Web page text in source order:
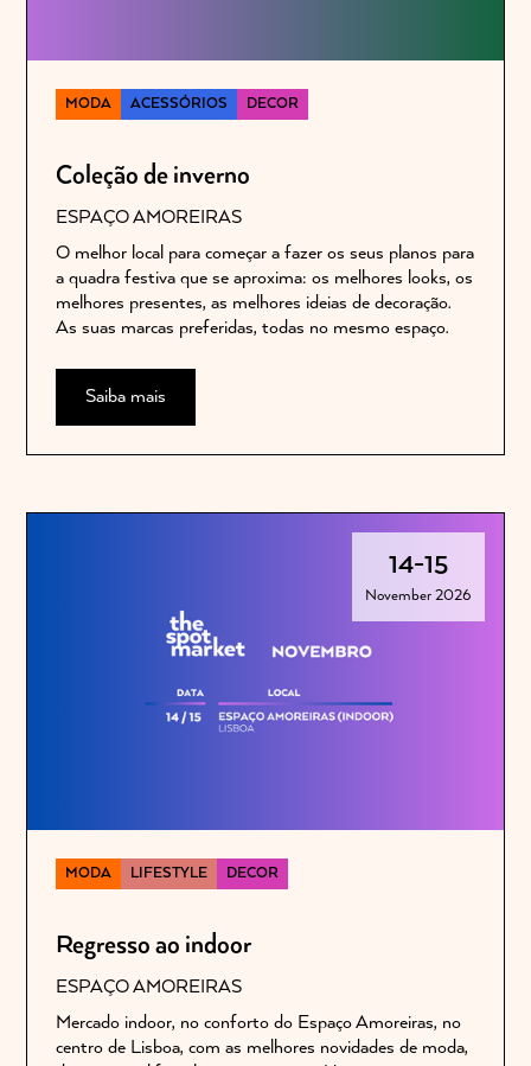
MODA ACESSÓRIOS DECOR
Coleção de inverno
ESPAÇO AMOREIRAS
O melhor local para começar a fazer os seus planos para
a quadra festiva que se aproxima: os melhores looks, os
melhores presentes, as melhores ideias de decoração.
As suas marcas preferidas, todas no mesmo espaço.
Saiba mais
14-15
November 2026
MODA LIFESTYLE DECOR
Regresso ao indoor
ESPAÇO AMOREIRAS
Mercado indoor, no conforto do Espaço Amoreiras, no
centro de Lisboa, com as melhores novidades de moda,